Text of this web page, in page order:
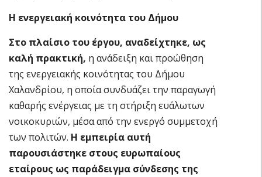
Η ενεργειακή κοινότητα του Δήμου
Στο πλαίσιο του έργου, αναδείχτηκε, ως
καλή πρακτική, η ανάδειξη και προώθηση
της ενεργειακής κοινότητας του Δήμου
Χαλανδρίου, η οποία συνδυάζει την παραγωγή
καθαρής ενέργειας με τη στήριξη ευάλωτων
νοικοκυριών, μέσα από την ενεργό συμμετοχή
των πολιτών. Η εμπειρία αυτή
παρουσιάστηκε στους ευρωπαίους
εταίρους ως παράδειγμα σύνδεσης της